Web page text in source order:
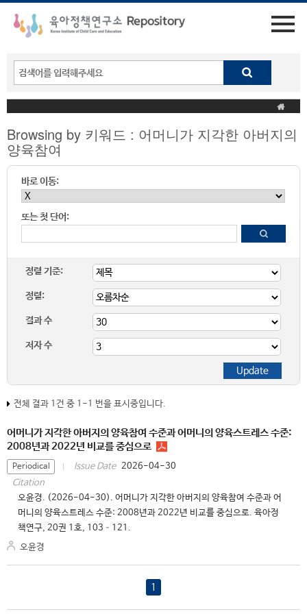
Browsing by 키워드 : 어머니가 지각한 아버지의
양육참여
바로 이동:
또는 첫 단어:
정렬 기준:
정렬:
결과 수
저자 수
전체 결과 1건 중 1-1 번을 표시중입니다.
어머니가 지각한 아버지의 양육참여 수준과 어머니의 양육스트레스 수준:
2008년과 2022년 비교를 중심으로
Periodical Issue Date 2026-04-30
Citation
오윤경. (2026-04-30). 어머니가 지각한 아버지의 양육참여 수준과 어
머니의 양육스트레스 수준: 2008년과 2022년 비교를 중심으로. 육아정
책연구, 20권 1호, 103–121.
오윤경
1